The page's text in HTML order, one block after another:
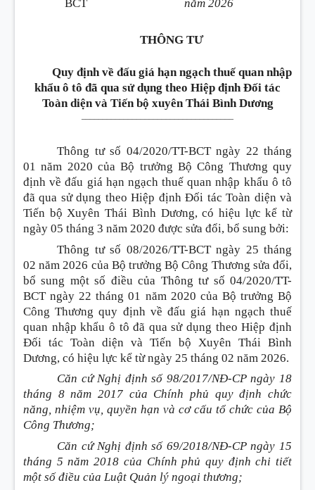
BCT
năm 2026
THÔNG TƯ
Quy định về đấu giá hạn ngạch thuế quan nhập
khẩu ô tô đã qua sử dụng theo Hiệp định Đối tác
Toàn diện và Tiến bộ xuyên Thái Bình Dương
Thông tư số 04/2020/TT-BCT ngày 22 tháng
01 năm 2020 của Bộ trưởng Bộ Công Thương quy
định về đấu giá hạn ngạch thuế quan nhập khẩu ô tô
đã qua sử dụng theo Hiệp định Đối tác Toàn diện và
Tiến bộ Xuyên Thái Bình Dương, có hiệu lực kể từ
ngày 05 tháng 3 năm 2020 được sửa đổi, bổ sung bởi:
Thông tư số 08/2026/TT-BCT ngày 25 tháng
02 năm 2026 của Bộ trưởng Bộ Công Thương sửa đổi,
bổ sung một số điều của Thông tư số 04/2020/TT-
BCT ngày 22 tháng 01 năm 2020 của Bộ trưởng Bộ
Công Thương quy định về đấu giá hạn ngạch thuế
quan nhập khẩu ô tô đã qua sử dụng theo Hiệp định
Đối tác Toàn diện và Tiến bộ Xuyên Thái Bình
Dương, có hiệu lực kể từ ngày 25 tháng 02 năm 2026.
Căn cứ Nghị định số 98/2017/NĐ-CP ngày 18
tháng 8 năm 2017 của Chính phủ quy định chức
năng, nhiệm vụ, quyền hạn và cơ cấu tổ chức của Bộ
Công Thương;
Căn cứ Nghị định số 69/2018/NĐ-CP ngày 15
tháng 5 năm 2018 của Chính phủ quy định chi tiết
một số điều của Luật Quản lý ngoại thương;